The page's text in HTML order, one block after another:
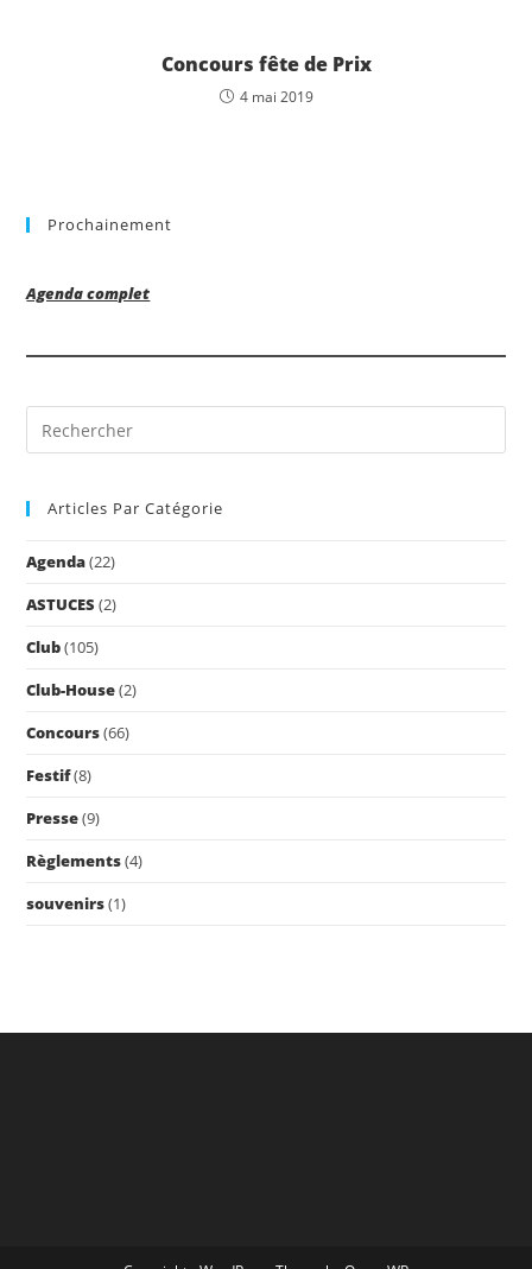
Concours fête de Prix
4 mai 2019
Prochainement
Agenda complet
Articles Par Catégorie
Agenda(22)
ASTUCES (2)
Club(105)
Club-House(2)
Concours(66)
Festif(8)
Presse(9)
Règlements(4)
souvenirs(1)